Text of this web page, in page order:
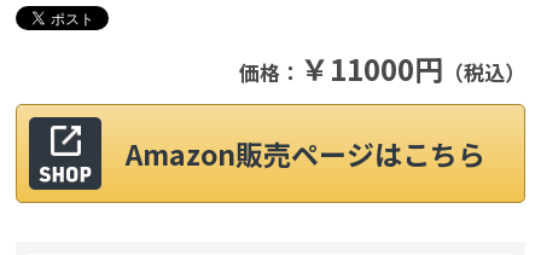
価格： ￥11000円 （税込）
Amazon販売ページはこちら